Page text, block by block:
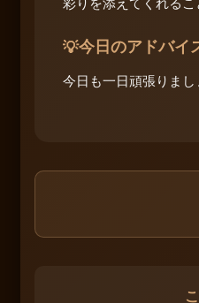
💡今日のアドバイ
今日も一日頑張りまし